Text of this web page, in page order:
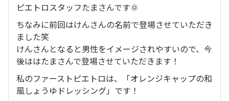
ピエトロスタッフたまさんです🌞
ちなみに前回はけんさんの名前で登場させていただき
ました笑
けんさんとなると男性をイメージされやすいので、今
後ははたまさんで登場させていただきます！
私のファーストピエトロは、「オレンジキャップの和
風しょうゆドレッシング」です！